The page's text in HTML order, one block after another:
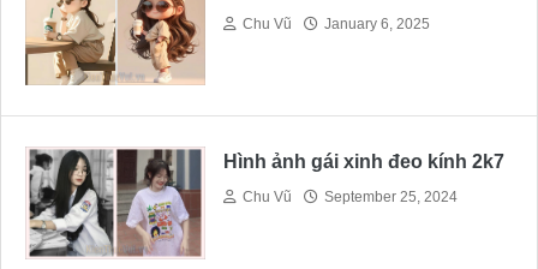
Chu Vũ January 6, 2025
Hình ảnh gái xinh đeo kính 2k7
Chu Vũ September 25, 2024